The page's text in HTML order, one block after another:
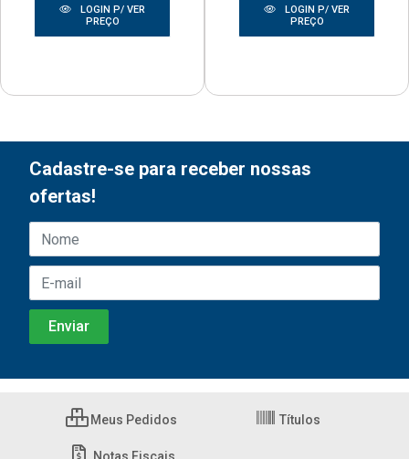
LOGIN P/ VER
PREÇO
LOGIN P/ VER
PREÇO
Cadastre-se para receber nossas
ofertas!
Meus Pedidos Títulos